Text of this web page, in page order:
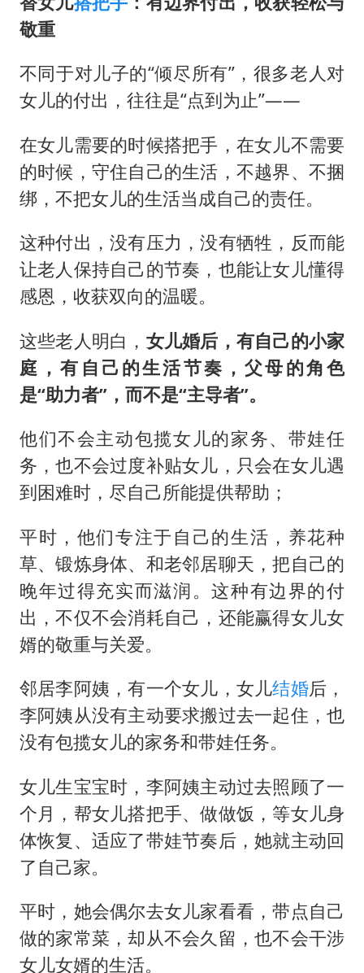
敬重
不同于对儿子的“倾尽所有”，很多老人对
女儿的付出，往往是“点到为止”——
在女儿需要的时候搭把手，在女儿不需要
的时候，守住自己的生活，不越界、不捆
绑，不把女儿的生活当成自己的责任。
这种付出，没有压力，没有牺牲，反而能
让老人保持自己的节奏，也能让女儿懂得
感恩，收获双向的温暖。
这些老人明白， 女儿婚后，有自己的小家
庭，有自己的生活节奏，父母的角色
是“助力者”，而不是“主导者”。
他们不会主动包揽女儿的家务、带娃任
务，也不会过度补贴女儿，只会在女儿遇
到困难时，尽自己所能提供帮助；
平时，他们专注于自己的生活，养花种
草、锻炼身体、和老邻居聊天，把自己的
晚年过得充实而滋润。这种有边界的付
出，不仅不会消耗自己，还能赢得女儿女
婿的敬重与关爱。
邻居李阿姨，有一个女儿，女儿结婚后，
李阿姨从没有主动要求搬过去一起住，也
没有包揽女儿的家务和带娃任务。
女儿生宝宝时，李阿姨主动过去照顾了一
个月，帮女儿搭把手、做做饭，等女儿身
体恢复、适应了带娃节奏后，她就主动回
了自己家。
平时，她会偶尔去女儿家看看，带点自己
做的家常菜，却从不会久留，也不会干涉
女儿女婿的生活。